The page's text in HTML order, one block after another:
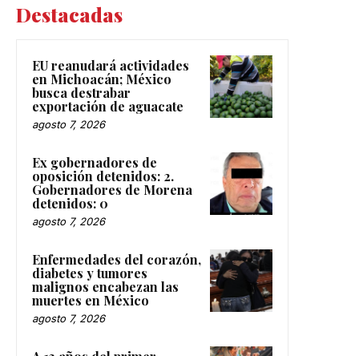
Destacadas
EU reanudará actividades
en Michoacán; México
busca destrabar
exportación de aguacate
agosto 7, 2026
Ex gobernadores de
oposición detenidos: 2.
Gobernadores de Morena
detenidos: 0
agosto 7, 2026
Enfermedades del corazón,
diabetes y tumores
malignos encabezan las
muertes en México
agosto 7, 2026